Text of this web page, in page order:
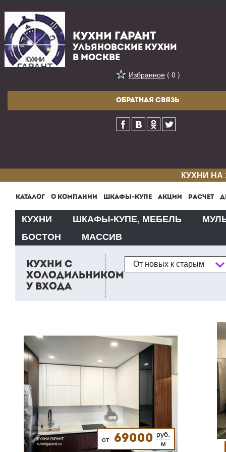
КУХНИ ГАРАНТ
УЛЬЯНОВСКИЕ КУХНИ
В МОСКВЕ
Избранное( 0 )
ОБРАТНАЯ СВЯЗЬ
КУХНИ
КАТАЛОГ О КОМПАНИИ ШКАФЫ-КУПЕ АКЦИИ РАСЧЕТ
КУХНИ ШКАФЫ-КУПЕ, МЕБЕЛЬ
БОСТОН
МАССИВ
КУХНИ С
ХОЛОДИЛЬНИКОМ
У ВХОДА
Сортировка
От новых к старым
от 69000 руб.
м